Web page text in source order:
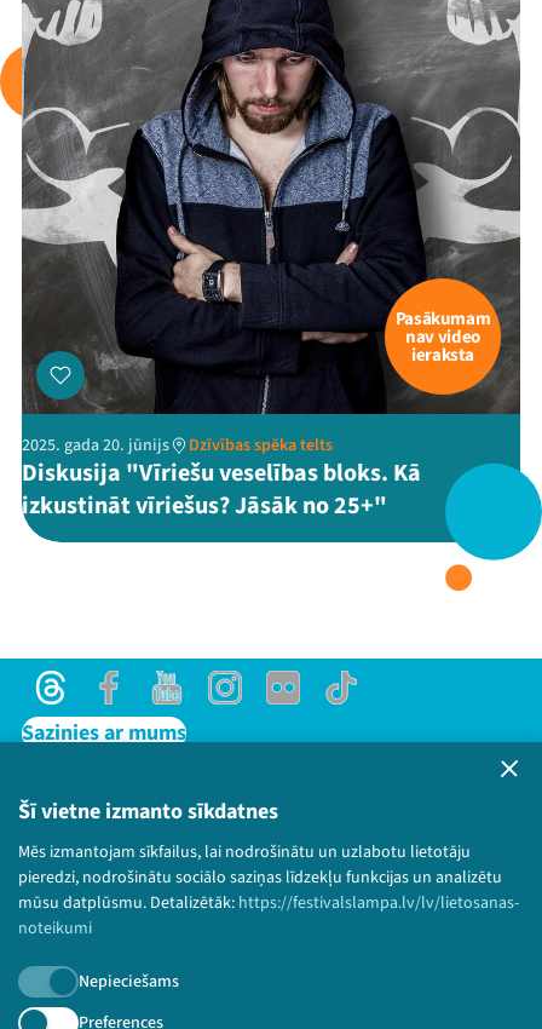
Šī vietne izmanto sīkdatnes
Mēs izmantojam sīkfailus, lai nodrošinātu un uzlabotu lietotāju
pieredzi, nodrošinātu sociālo saziņas līdzekļu funkcijas un analizētu
mūsu datplūsmu. Detalizētāk: https://festivalslampa.lv/lv/lietosanas-
noteikumi
Nepieciešams
Preferences
Viņi bija LAMPĀ 2026
Jaunumi
Ziedo
Veikals
Kontakti
TikTok
Pasākumam
nav video
ieraksta
2025. gada 20. jūnijs Dzīvības spēka telts
Diskusija "Vīriešu veselības bloks. Kā
izkustināt vīriešus? Jāsāk no 25+"
ThreadsFacebookYoutubeInstagram
Flick TikTok
Sazinies ar mums
Lietošanas noteikumi un sīkdatņu politika
Bērnu aizsardzības politika
© 2026 Sarunu festivāls LAMPA Visas tiesības
paturētas.
Piesakies jaunumiem!